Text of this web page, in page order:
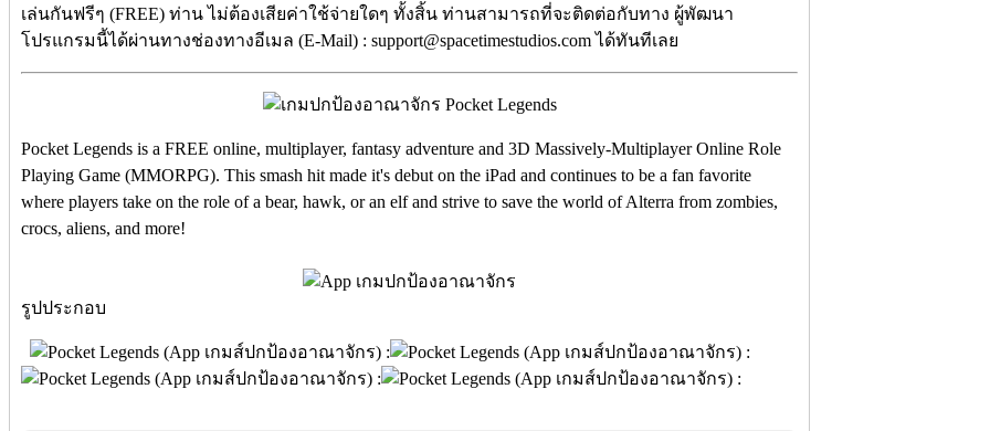
เล่นกันฟรีๆ (FREE) ท่าน ไม่ต้องเสียค่าใช้จ่ายใดๆ ทั้งสิ้น ท่านสามารถที่จะติดต่อกับทาง ผู้พัฒนา
โปรแกรมนี้ได้ผ่านทางช่องทางอีเมล (E-Mail) : support@spacetimestudios.com ได้ทันทีเลย
Pocket Legends is a FREE online, multiplayer, fantasy adventure and 3D Massively-Multiplayer Online Role
Playing Game (MMORPG). This smash hit made it's debut on the iPad and continues to be a fan favorite
where players take on the role of a bear, hawk, or an elf and strive to save the world of Alterra from zombies,
crocs, aliens, and more!
รูปประกอบ